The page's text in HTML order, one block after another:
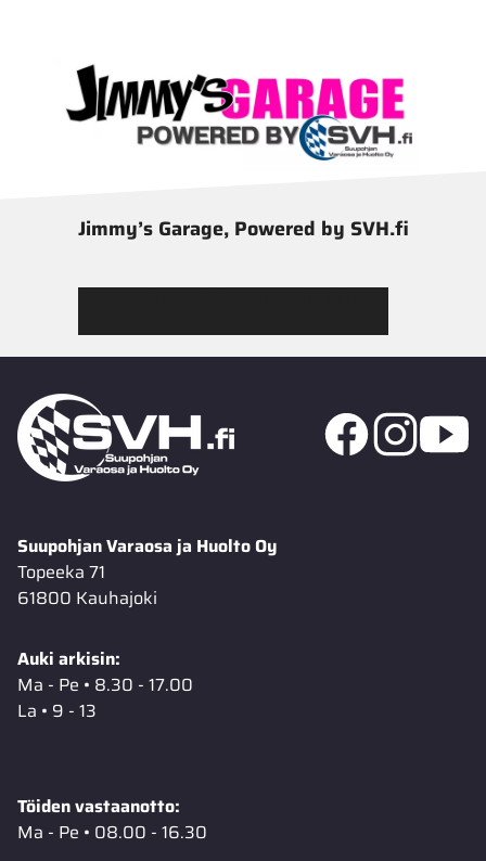
Jimmy’s Garage, Powered by SVH.fi
Suupohjan Varaosa ja Huolto Oy
Topeeka 71
61800 Kauhajoki
Auki arkisin:
Ma - Pe • 8.30 - 17.00
La • 9 - 13
Töiden vastaanotto:
Ma - Pe • 08.00 - 16.30